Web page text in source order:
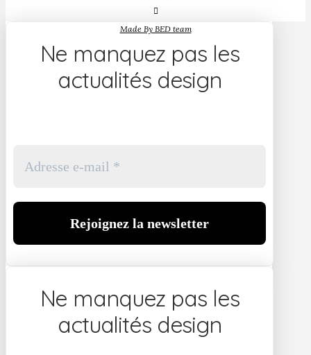
Made By BED team
Ne manquez pas les
actualités design
Ne manquez pas les
actualités design